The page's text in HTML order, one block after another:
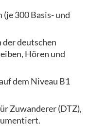
300 Basis- und
der deutschen
Hören und
dem Niveau B1
Zuwanderer (DTZ),